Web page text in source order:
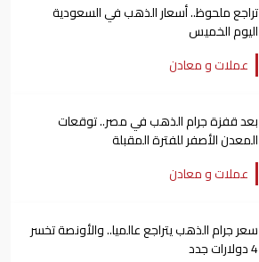
تراجع ملحوظ.. أسعار الذهب في السعودية
اليوم الخميس
عملات و معادن
بعد قفزة جرام الذهب في مصر.. توقعات
المعدن الأصفر للفترة المقبلة
عملات و معادن
سعر جرام الذهب يتراجع عالميا.. والأونصة تخسر
4 دولارات جدد